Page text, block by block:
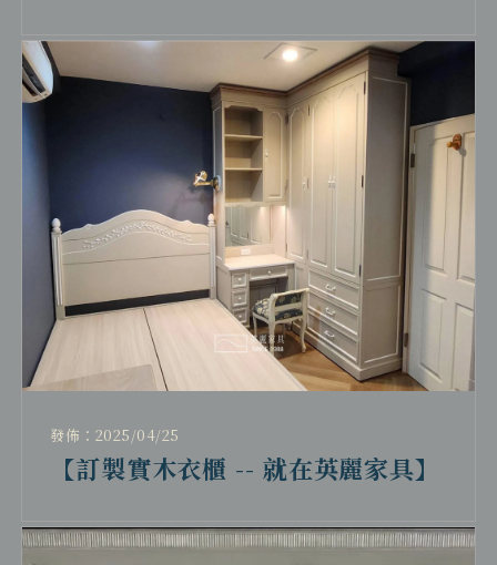
【訂製實木衣櫃 -- 就在英麗家具】
發佈：2025/04/25